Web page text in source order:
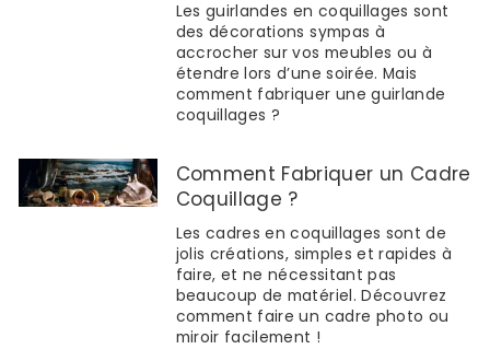
Les guirlandes en coquillages sont
des décorations sympas à
accrocher sur vos meubles ou à
étendre lors d’une soirée. Mais
comment fabriquer une guirlande
coquillages ?
Comment Fabriquer un Cadre
Coquillage ?
Les cadres en coquillages sont de
jolis créations, simples et rapides à
faire, et ne nécessitant pas
beaucoup de matériel. Découvrez
comment faire un cadre photo ou
miroir facilement !